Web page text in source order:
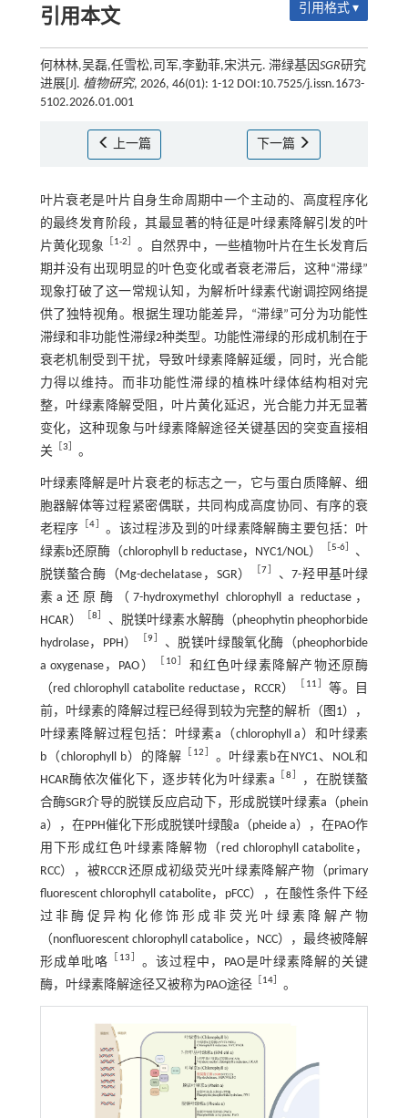
引用本文 引用格式 ▾
何林林,吴磊,任雪松,司军,李勤菲,宋洪元. 滞绿基因 SGR研究
进展[J]. 植物研究, 2026, 46(01): 1-12 DOI:10.7525/j.issn.1673-
5102.2026.01.001
上一篇 下一篇
叶片衰老是叶片自身生命周期中一个主动的、高度程序化
的最终发育阶段，其最显著的特征是叶绿素降解引发的叶
片黄化现象 ［1-2］ 。自然界中，一些植物叶片在生长发育后
期并没有出现明显的叶色变化或者衰老滞后，这种“滞绿”
现象打破了这一常规认知，为解析叶绿素代谢调控网络提
供了独特视角。根据生理功能差异，“滞绿”可分为功能性
滞绿和非功能性滞绿2种类型。功能性滞绿的形成机制在于
衰老机制受到干扰，导致叶绿素降解延缓，同时，光合能
力得以维持。而非功能性滞绿的植株叶绿体结构相对完
整，叶绿素降解受阻，叶片黄化延迟，光合能力并无显著
变化，这种现象与叶绿素降解途径关键基因的突变直接相
关 ［3］ 。
叶绿素降解是叶片衰老的标志之一，它与蛋白质降解、细
胞器解体等过程紧密偶联，共同构成高度协同、有序的衰
老程序 ［4］ 。该过程涉及到的叶绿素降解酶主要包括：叶
绿素b还原酶（chlorophyll b reductase，NYC1/NOL）
［5-6］ 、
脱镁螯合酶（Mg-dechelatase，SGR）
［7］
、7-羟甲基叶绿
素a还原酶（7-hydroxymethyl chlorophyll a reductase，
HCAR）
［8］
、脱镁叶绿素水解酶（pheophytin pheophorbide
hydrolase，PPH）
［9］
、脱镁叶绿酸氧化酶（pheophorbide
a oxygenase，PAO）
［ 10］ 和红色叶绿素降解产物还原酶
（red chlorophyll catabolite reductase，RCCR）
［ 11］ 等。目
前，叶绿素的降解过程已经得到较为完整的解析（ 图1），
叶绿素降解过程包括：叶绿素a（chlorophyll a）和叶绿素
b（chlorophyll b）的降解 ［ 12］ 。叶绿素b在NYC1、NOL和
HCAR酶依次催化下，逐步转化为叶绿素a ［8］
，在脱镁螯
合酶SGR介导的脱镁反应启动下，形成脱镁叶绿素a（phein
a），在PPH催化下形成脱镁叶绿酸a（pheide a），在PAO作
用下形成红色叶绿素降解物（red chlorophyll catabolite，
RCC），被RCCR还原成初级荧光叶绿素降解产物（primary
fluorescent chlorophyll catabolite，pFCC），在酸性条件下经
过非酶促异构化修饰形成非荧光叶绿素降解产物
（nonfluorescent chlorophyll catabolice，NCC），最终被降解
形成单吡咯 ［ 13］ 。该过程中，PAO是叶绿素降解的关键
酶，叶绿素降解途径又被称为PAO途径［14］ 。